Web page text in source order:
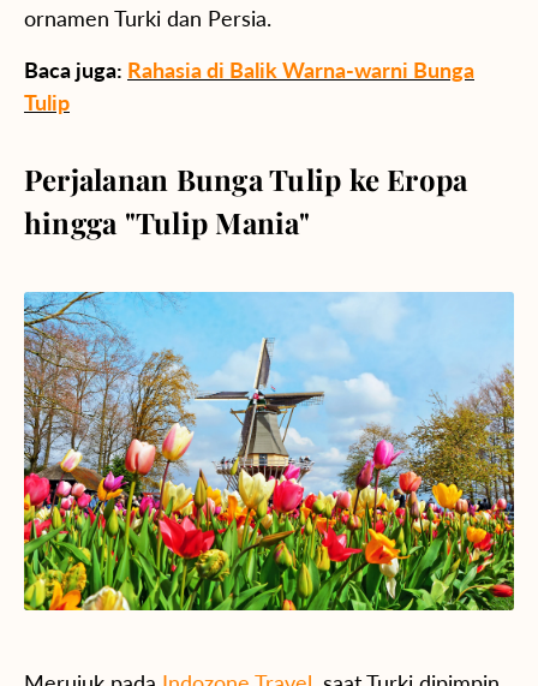
ornamen Turki dan Persia.
Baca juga: Rahasia di Balik Warna-warni Bunga
Tulip
Perjalanan Bunga Tulip ke Eropa
hingga "Tulip Mania"